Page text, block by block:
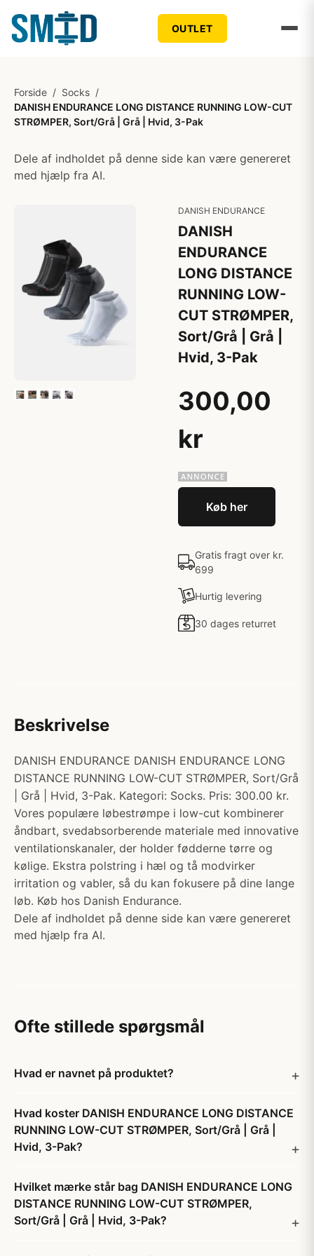
OUTLET
Forside / Socks /
DANISH ENDURANCE LONG DISTANCE RUNNING LOW-CUT
STRØMPER, Sort/Grå | Grå | Hvid, 3-Pak
Dele af indholdet på denne side kan være genereret
med hjælp fra AI.
DANISH ENDURANCE
DANISH
ENDURANCE
LONG DISTANCE
RUNNING LOW-
CUT STRØMPER,
Sort/Grå | Grå |
Hvid, 3-Pak
300,00
kr
Køb her
Gratis fragt over kr.
699
Hurtig levering
30 dages returret
Beskrivelse
DANISH ENDURANCE DANISH ENDURANCE LONG
DISTANCE RUNNING LOW-CUT STRØMPER, Sort/Grå
| Grå | Hvid, 3-Pak. Kategori: Socks. Pris: 300.00 kr.
Vores populære løbestrømpe i low-cut kombinerer
åndbart, svedabsorberende materiale med innovative
ventilationskanaler, der holder fødderne tørre og
kølige. Ekstra polstring i hæl og tå modvirker
irritation og vabler, så du kan fokusere på dine lange
løb. Køb hos Danish Endurance.
Dele af indholdet på denne side kan være genereret
med hjælp fra AI.
Ofte stillede spørgsmål
Hvad er navnet på produktet?
Hvad koster DANISH ENDURANCE LONG DISTANCE
RUNNING LOW-CUT STRØMPER, Sort/Grå | Grå |
Hvid, 3-Pak?
Hvilket mærke står bag DANISH ENDURANCE LONG
DISTANCE RUNNING LOW-CUT STRØMPER,
Sort/Grå | Grå | Hvid, 3-Pak?